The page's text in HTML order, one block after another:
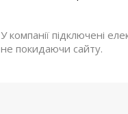
У компанії підключені
не покидаючи сайту.